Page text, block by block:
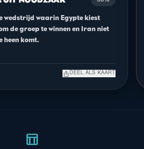
wedstrijd waarin Egypte kiest
de groep te winnen en Iran niet
heen komt.
ios_share DEEL ALS KAART
table_chart